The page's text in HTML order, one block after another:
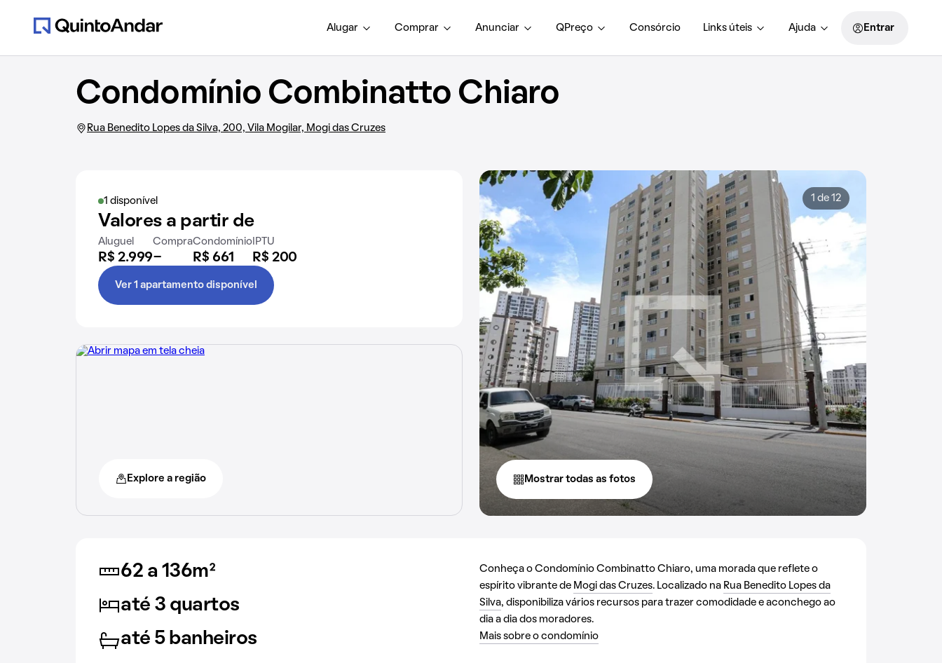
Alugar Comprar Anunciar QPreço Consórcio Links úteis Ajuda Entrar
Condomínio Combinatto Chiaro
Rua Benedito Lopes da Silva, 200, Vila Mogilar, Mogi das Cruzes
1 disponível
Valores a partir de
Aluguel
R$ 2.999
Compra
-
Condomínio
R$ 661
IPTU
R$ 200
Ver 1 apartamento disponível
Explore a região
1 de 12
Mostrar todas as fotos
62 a 136m²
até 3 quartos
até 5 banheiros
Conheça o Condomínio Combinatto Chiaro, uma morada que reflete o
espírito vibrante de Mogi das Cruzes. Localizado na Rua Benedito Lopes da
Silva, disponibiliza vários recursos para trazer comodidade e aconchego ao
dia a dia dos moradores.
Mais sobre o condomínio